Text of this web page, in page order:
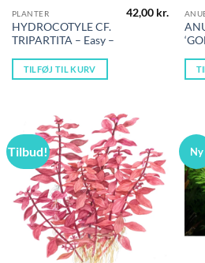
PLANTER
HYDROCOTYLE CF.
TRIPARTITA – Easy –
42,00 kr.
TILFØJ TIL KURV
Tilbud! Ny